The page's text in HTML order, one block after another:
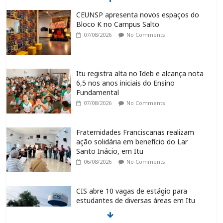
CEUNSP apresenta novos espaços do
Bloco K no Campus Salto
07/08/2026 No Comments
Itu registra alta no Ideb e alcança nota
6,5 nos anos iniciais do Ensino
Fundamental
07/08/2026 No Comments
Fraternidades Franciscanas realizam
ação solidária em benefício do Lar
Santo Inácio, em Itu
06/08/2026 No Comments
CIS abre 10 vagas de estágio para
estudantes de diversas áreas em Itu
06/08/2026